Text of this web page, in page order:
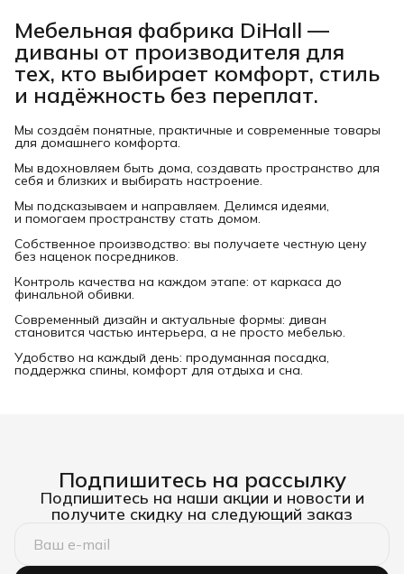
Мебельная фабрика DiHall —
диваны от производителя для
тех, кто выбирает комфорт, стиль
и надёжность без переплат.
Мы создаём понятные, практичные и современные товары
для домашнего комфорта.
Мы вдохновляем быть дома, создавать пространство для
себя и близких и выбирать настроение.
Мы подсказываем и направляем. Делимся идеями,
и помогаем пространству стать домом.
Собственное производство: вы получаете честную цену
без наценок посредников.
Контроль качества на каждом этапе: от каркаса до
финальной обивки.
Современный дизайн и актуальные формы: диван
становится частью интерьера, а не просто мебелью.
Удобство на каждый день: продуманная посадка,
поддержка спины, комфорт для отдыха и сна.
Подпишитесь на рассылку
Подпишитесь на наши акции и новости и
получите скидку на следующий заказ